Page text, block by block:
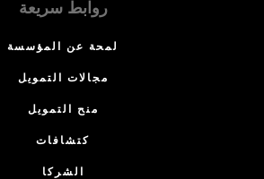
روابط سريعة
لمحة عن المؤسسة
مجالات التمويل
منح التمويل
كتشافات
الشركا